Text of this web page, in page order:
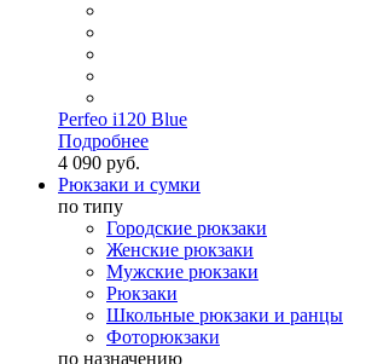
Perfeo i120 Blue
Подробнее
4 090 руб.
Рюкзаки и сумки
по типу
Городские рюкзаки
Женские рюкзаки
Мужские рюкзаки
Рюкзаки
Школьные рюкзаки и ранцы
Фоторюкзаки
по назначению